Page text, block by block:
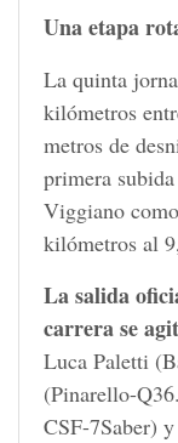
Una etapa
La quinta
kilómetros
metros de
primera
Viggiano
kilómetros al
La salida
carrera se
Luca Paletti
(Pinarello-
CSF-7Saber)